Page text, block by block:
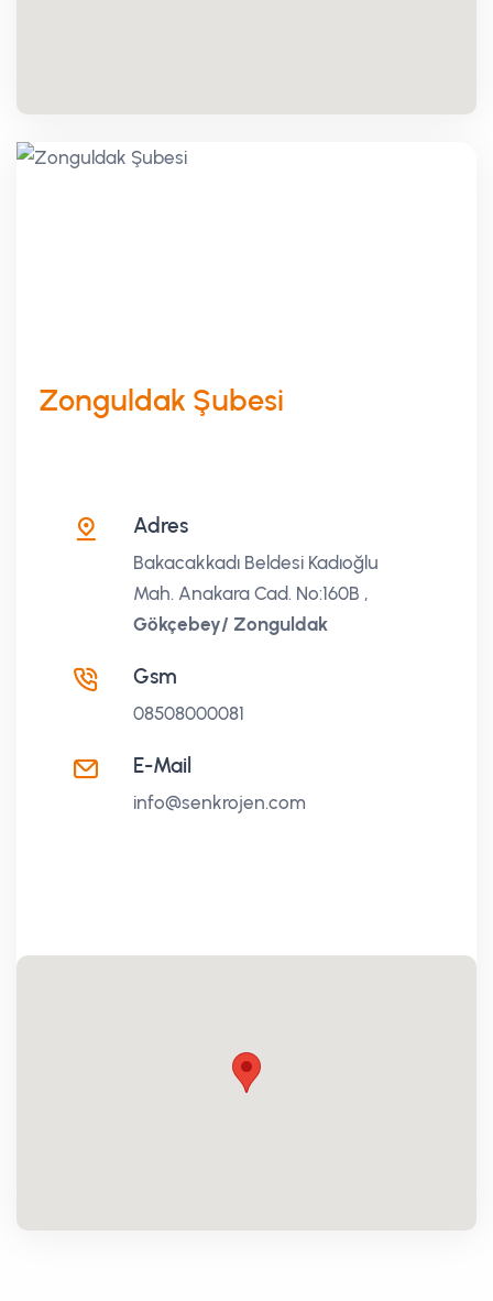
Zonguldak Şubesi
Adres
Bakacakkadı Beldesi Kadıoğlu
Mah. Anakara Cad. No:160B ,
Gökçebey/ Zonguldak
Gsm
08508000081
E-Mail
info@senkrojen.com